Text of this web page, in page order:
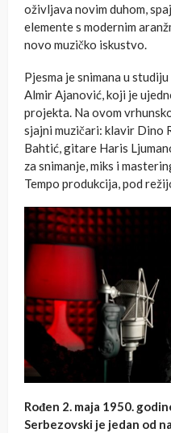
oživljava novim duhom,
elemente s modernim
novo muzičko iskustvo.
Pjesma je snimana u
Almir Ajanović, koji je
projekta. Na ovom
sjajni muzičari: klavir Dino
Bahtić, gitare Haris
za snimanje, miks i
Tempo produkcija, pod
Rođen 2. maja 1950.
Serbezovski je jedan od